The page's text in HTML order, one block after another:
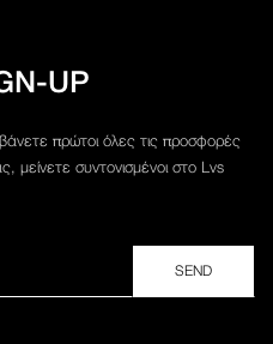
UP
πρώτοι όλες τις προσφορές
μείνετε συντονισμένοι στο Lvs